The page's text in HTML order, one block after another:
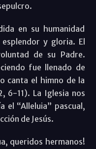
en su humanidad
y gloria. El
de su Padre.
fue llenado de
canta el himno de la
6-11). La Iglesia nos
el “Alleluia” pascual,
de Jesús.
queridos hermanos!